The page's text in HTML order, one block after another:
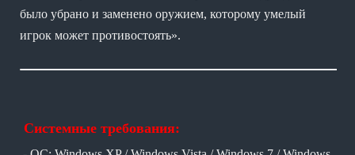
было убрано и заменено оружием, которому умелый
игрок может противостоять».
Системные требования: